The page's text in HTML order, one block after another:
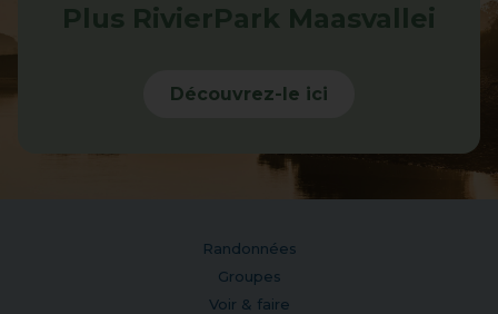
Plus RivierPark Maasvallei
Découvrez-le ici
Randonnées
Groupes
Voir & faire